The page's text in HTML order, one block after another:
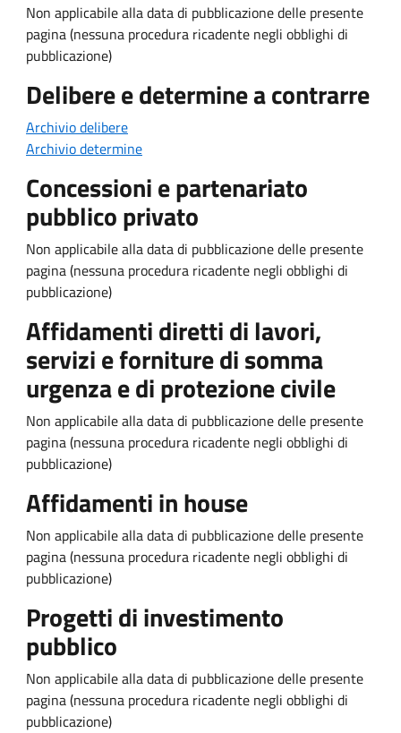
Non applicabile alla data di pubblicazione delle presente
pagina (nessuna procedura ricadente negli obblighi di
pubblicazione)
Delibere e determine a contrarre
Archivio delibere
Archivio determine
Concessioni e partenariato
pubblico privato
Non applicabile alla data di pubblicazione delle presente
pagina (nessuna procedura ricadente negli obblighi di
pubblicazione)
Affidamenti diretti di lavori,
servizi e forniture di somma
urgenza e di protezione civile
Non applicabile alla data di pubblicazione delle presente
pagina (nessuna procedura ricadente negli obblighi di
pubblicazione)
Affidamenti in house
Non applicabile alla data di pubblicazione delle presente
pagina (nessuna procedura ricadente negli obblighi di
pubblicazione)
Progetti di investimento
pubblico
Non applicabile alla data di pubblicazione delle presente
pagina (nessuna procedura ricadente negli obblighi di
pubblicazione)